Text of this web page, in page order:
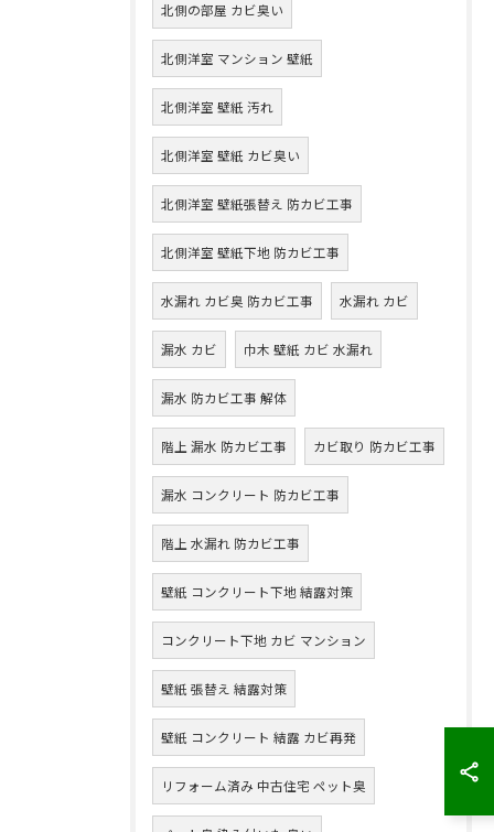
北側の部屋 カビ臭い
北側洋室 マンション 壁紙
北側洋室 壁紙 汚れ
北側洋室 壁紙 カビ臭い
北側洋室 壁紙張替え 防カビ工事
北側洋室 壁紙下地 防カビ工事
水漏れ カビ臭 防カビ工事 水漏れ カビ
漏水 カビ 巾木 壁紙 カビ 水漏れ
漏水 防カビ工事 解体
階上 漏水 防カビ工事 カビ取り 防カビ工事
漏水 コンクリート 防カビ工事
階上 水漏れ 防カビ工事
壁紙 コンクリート下地 結露対策
コンクリート下地 カビ マンション
壁紙 張替え 結露対策
壁紙 コンクリート 結露 カビ再発
リフォーム済み 中古住宅 ペット臭